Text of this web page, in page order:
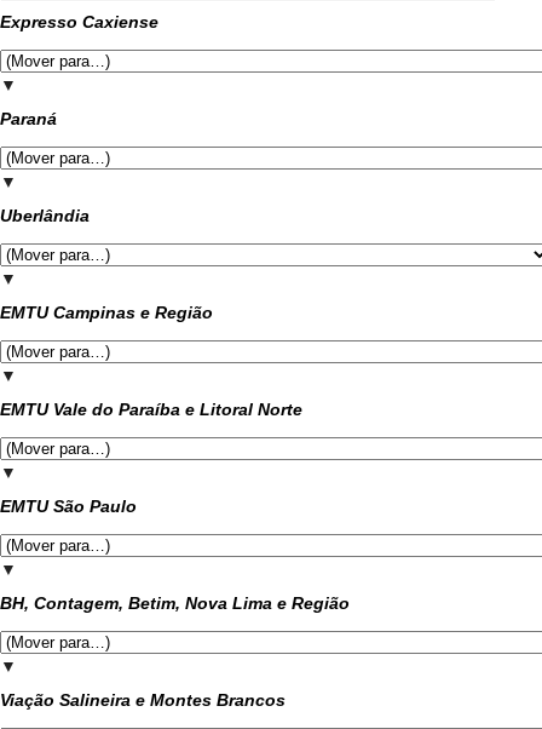
Expresso Caxiense
▼
Paraná
▼
Uberlândia
▼
EMTU Campinas e Região
▼
EMTU Vale do Paraíba e Litoral Norte
▼
EMTU São Paulo
▼
BH, Contagem, Betim, Nova Lima e Região
▼
Viação Salineira e Montes Brancos